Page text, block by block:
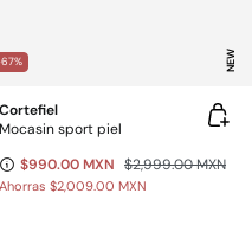
NEW
Cortefiel
Mocasin sport piel
$990.00 MXN $2,999.00 MXN
Ahorras $2,009.00 MXN